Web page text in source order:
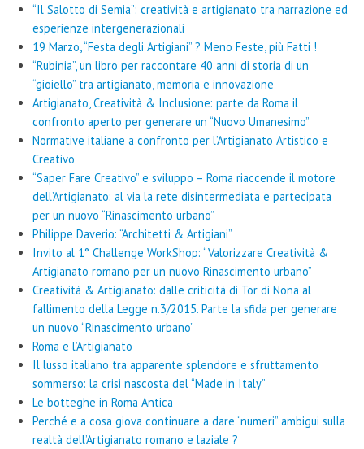
“Il Salotto di Semia”: creatività e artigianato tra narrazione ed
esperienze intergenerazionali
19 Marzo, “Festa degli Artigiani” ? Meno Feste, più Fatti !
“Rubinia”, un libro per raccontare 40 anni di storia di un
“gioiello” tra artigianato, memoria e innovazione
Artigianato, Creatività & Inclusione: parte da Roma il
confronto aperto per generare un “Nuovo Umanesimo”
Normative italiane a confronto per l’Artigianato Artistico e
Creativo
“Saper Fare Creativo” e sviluppo – Roma riaccende il motore
dell’Artigianato: al via la rete disintermediata e partecipata
per un nuovo “Rinascimento urbano”
Philippe Daverio: “Architetti & Artigiani”
Invito al 1° Challenge WorkShop: “Valorizzare Creatività &
Artigianato romano per un nuovo Rinascimento urbano”
Creatività & Artigianato: dalle criticità di Tor di Nona al
fallimento della Legge n.3/2015. Parte la sfida per generare
un nuovo “Rinascimento urbano”
Roma e l’Artigianato
Il lusso italiano tra apparente splendore e sfruttamento
sommerso: la crisi nascosta del “Made in Italy”
Le botteghe in Roma Antica
Perché e a cosa giova continuare a dare “numeri” ambigui sulla
realtà dell’Artigianato romano e laziale ?